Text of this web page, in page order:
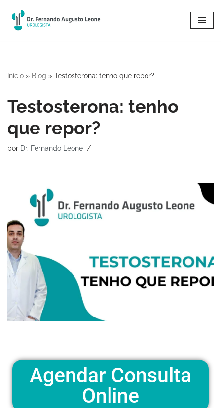
Pular
Início » Blog » Testosterona: tenho que repor?
Testosterona: tenho
que repor?
por Dr. Fernando Leone
Agendar Consulta
Online